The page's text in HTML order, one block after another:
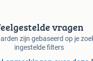
vragen
zijn gebaseerd op je
ingestelde filters